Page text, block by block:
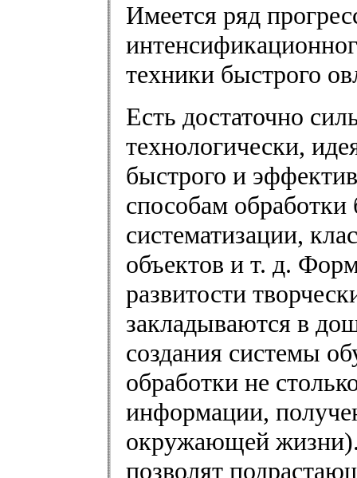
Имеется ряд
техники быстрого
Есть достаточно
технологически,
быстрого и
способам
систематизации,
объектов и т. д.
развитости
закладываются в
создания системы
обработки не
информации,
окружающей
позволят